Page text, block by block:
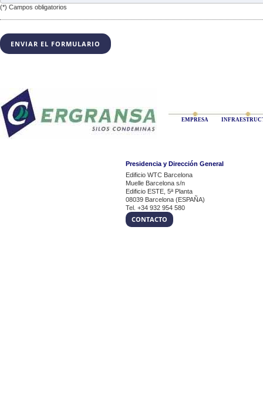
(*) Campos obligatorios
EMPRESA
Presidencia y Dirección General
Edificio WTC Barcelona
Muelle Barcelona s/n
Edificio ESTE, 5ª Planta
08039 Barcelona (ESPAÑA)
Tel. +34 932 954 580
CONTACTO